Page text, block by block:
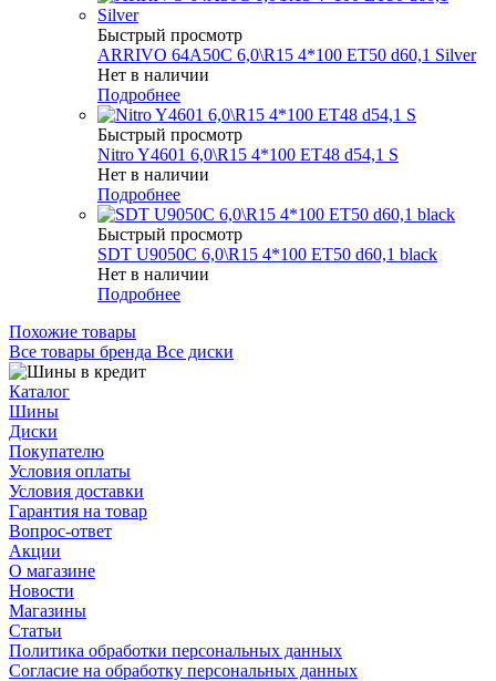
Быстрый просмотр
ARRIVO 64A50C 6,0\R15 4*100 ET50 d60,1 Silver
Нет в наличии
Подробнее
Быстрый просмотр
Nitro Y4601 6,0\R15 4*100 ET48 d54,1 S
Нет в наличии
Подробнее
Быстрый просмотр
SDT U9050C 6,0\R15 4*100 ET50 d60,1 black
Нет в наличии
Подробнее
Похожие товары
Все товары бренда Все диски
Каталог
Шины
Диски
Покупателю
Условия оплаты
Условия доставки
Гарантия на товар
Вопрос-ответ
Акции
О магазине
Новости
Магазины
Статьи
Политика обработки персональных данных
Согласие на обработку персональных данных